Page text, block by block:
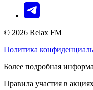
© 2026 Relax FM
Политика
Более подробная
Правила участия в